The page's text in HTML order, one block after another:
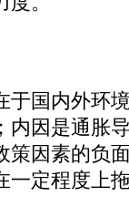
国内外环
内因是通胀
策因素的负
一定程度上